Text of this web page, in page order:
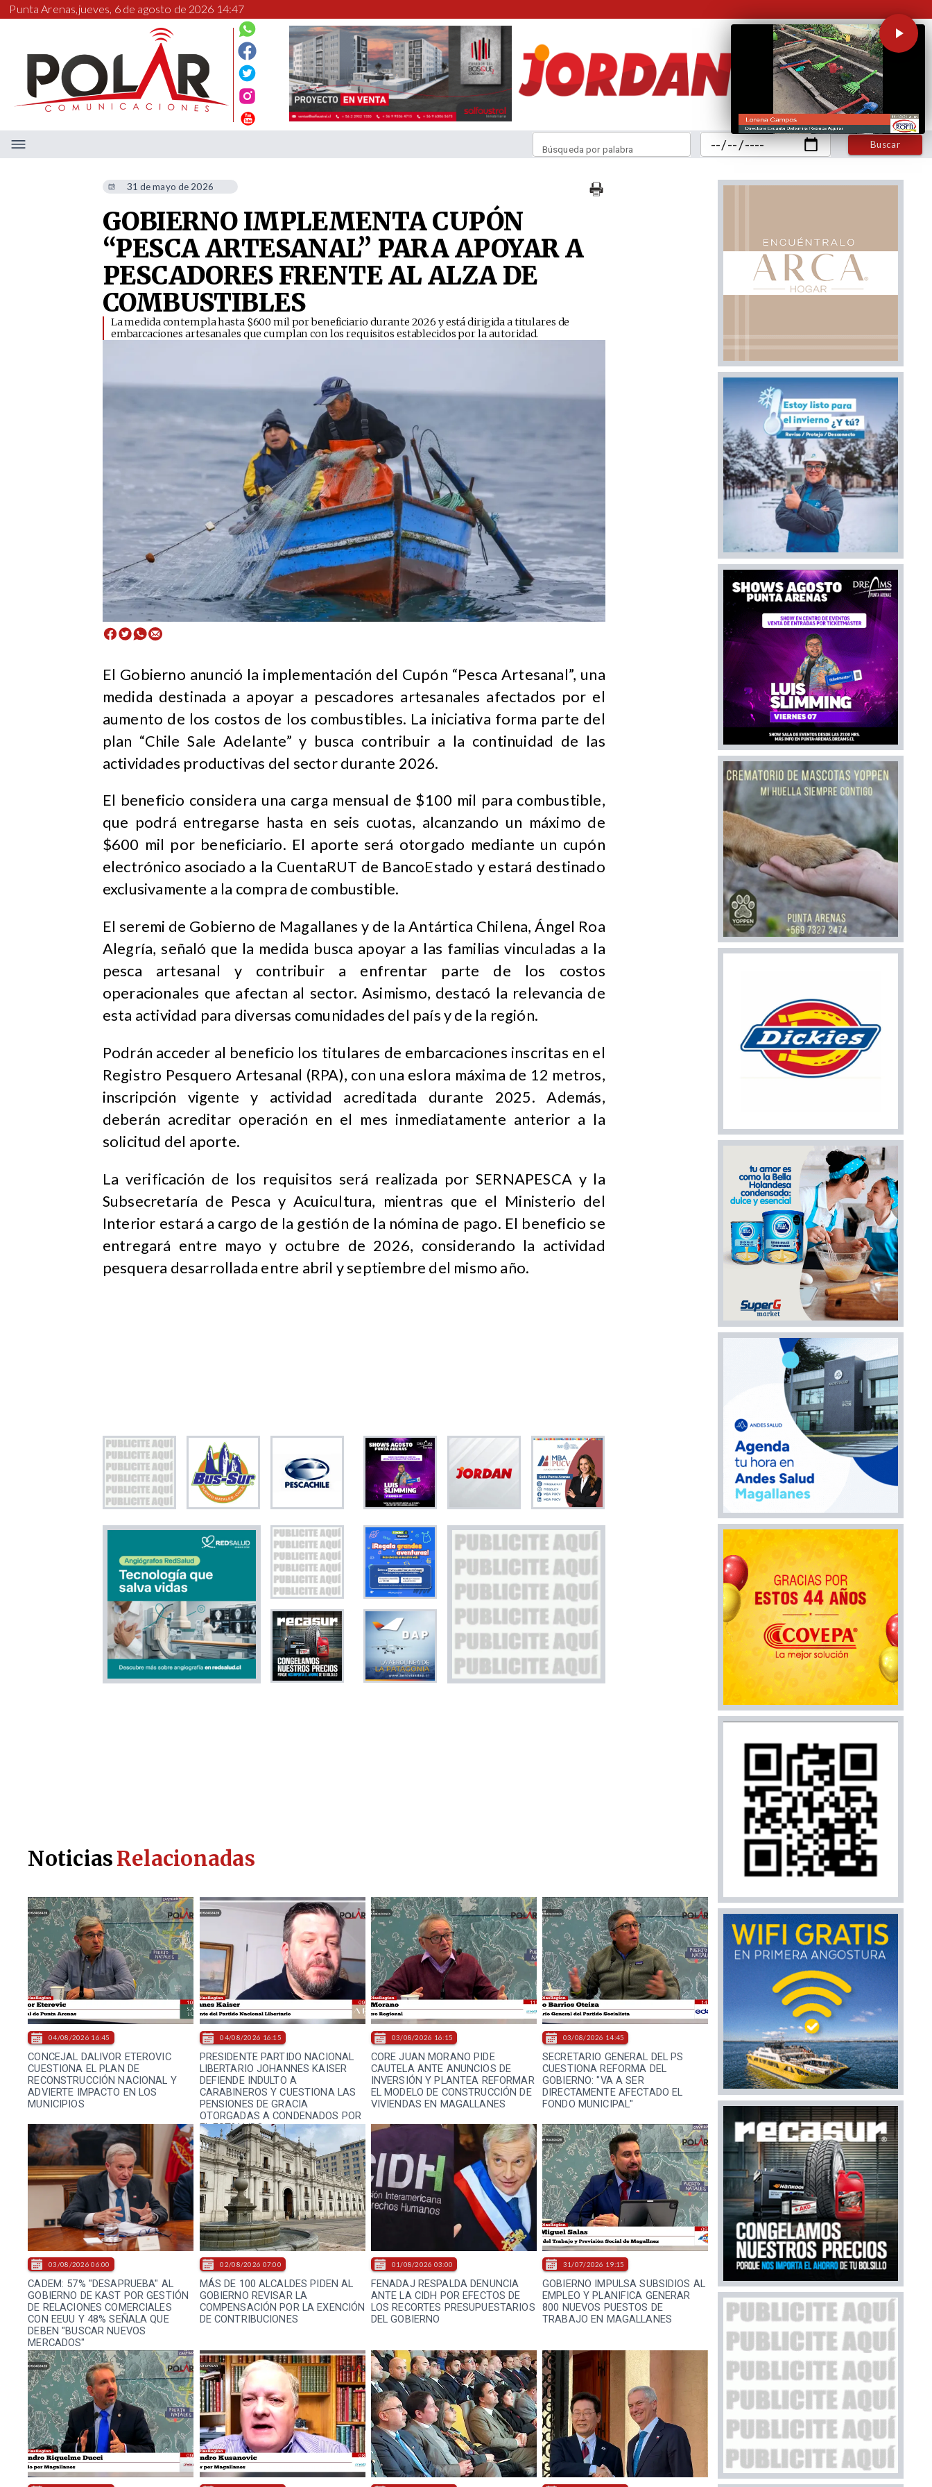
Punta Arenas,jueves, 6 de agosto de 2026 14:47
Buscar
Búsqueda por palabra
31 de mayo de 2026
GOBIERNO IMPLEMENTA CUPÓN
“PESCA ARTESANAL” PARA APOYAR A
PESCADORES FRENTE AL ALZA DE
COMBUSTIBLES
​La medida contempla hasta $600 mil por beneficiario durante 2026 y está dirigida a titulares de
embarcaciones artesanales que cumplan con los requisitos establecidos por la autoridad.
El Gobierno anunció la implementación del Cupón “Pesca Artesanal”, una
medida destinada a apoyar a pescadores artesanales afectados por el
aumento de los costos de los combustibles. La iniciativa forma parte del
plan “Chile Sale Adelante” y busca contribuir a la continuidad de las
actividades productivas del sector durante 2026.
El beneficio considera una carga mensual de $100 mil para combustible,
que podrá entregarse hasta en seis cuotas, alcanzando un máximo de
$600 mil por beneficiario. El aporte será otorgado mediante un cupón
electrónico asociado a la CuentaRUT de BancoEstado y estará destinado
exclusivamente a la compra de combustible.
El seremi de Gobierno de Magallanes y de la Antártica Chilena, Ángel Roa
Alegría, señaló que la medida busca apoyar a las familias vinculadas a la
pesca artesanal y contribuir a enfrentar parte de los costos
operacionales que afectan al sector. Asimismo, destacó la relevancia de
esta actividad para diversas comunidades del país y de la región.
Podrán acceder al beneficio los titulares de embarcaciones inscritas en el
Registro Pesquero Artesanal (RPA), con una eslora máxima de 12 metros,
inscripción vigente y actividad acreditada durante 2025. Además,
deberán acreditar operación en el mes inmediatamente anterior a la
solicitud del aporte.
La verificación de los requisitos será realizada por SERNAPESCA y la
Subsecretaría de Pesca y Acuicultura, mientras que el Ministerio del
Interior estará a cargo de la gestión de la nómina de pago. El beneficio se
entregará entre mayo y octubre de 2026, considerando la actividad
pesquera desarrollada entre abril y septiembre del mismo año.
CONCEJAL DALIVOR ETEROVIC
CUESTIONA EL PLAN DE
RECONSTRUCCIÓN NACIONAL Y
ADVIERTE IMPACTO EN LOS
MUNICIPIOS
04/08/2026 16:45
PRESIDENTE PARTIDO NACIONAL
LIBERTARIO JOHANNES KAISER
DEFIENDE INDULTO A
CARABINEROS Y CUESTIONA LAS
PENSIONES DE GRACIA
OTORGADAS A CONDENADOS POR
EL ESTALLIDO
04/08/2026 16:15
CORE JUAN MORANO PIDE
CAUTELA ANTE ANUNCIOS DE
INVERSIÓN Y PLANTEA REFORMAR
EL MODELO DE CONSTRUCCIÓN DE
VIVIENDAS EN MAGALLANES
03/08/2026 16:15
SECRETARIO GENERAL DEL PS
CUESTIONA REFORMA DEL
GOBIERNO: "VA A SER
DIRECTAMENTE AFECTADO EL
FONDO MUNICIPAL"
03/08/2026 14:45
CADEM: 57% "DESAPRUEBA" AL
GOBIERNO DE KAST POR GESTIÓN
DE RELACIONES COMERCIALES
CON EEUU Y 48% SEÑALA QUE
DEBEN "BUSCAR NUEVOS
MERCADOS"
03/08/2026 06:00
MÁS DE 100 ALCALDES PIDEN AL
GOBIERNO REVISAR LA
COMPENSACIÓN POR LA EXENCIÓN
DE CONTRIBUCIONES
02/08/2026 07:00
FENADAJ RESPALDA DENUNCIA
ANTE LA CIDH POR EFECTOS DE
LOS RECORTES PRESUPUESTARIOS
DEL GOBIERNO
01/08/2026 03:00
GOBIERNO IMPULSA SUBSIDIOS AL
EMPLEO Y PLANIFICA GENERAR
800 NUEVOS PUESTOS DE
TRABAJO EN MAGALLANES
31/07/2026 19:15
NoticiasRelacionadas